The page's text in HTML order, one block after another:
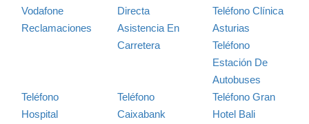
Vodafone
Reclamaciones
Directa
Asistencia En
Carretera
Teléfono Clínica
Asturias
Teléfono
Estación De
Autobuses
Teléfono
Hospital
Teléfono
Caixabank
Teléfono Gran
Hotel Bali